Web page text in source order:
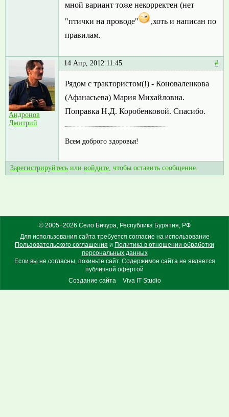
мной вариант тоже некорректен (нет
"птички на проводе"
,хоть и написан по
правилам.
Андронов
Дмитрий
14 Апр, 2012 11:45 #
Рядом с трактористом(!) - Коноваленкова
(Афанасьева) Мария Михайловна.
Поправка Н.Д. Коробенковой. Спасибо.
Всем доброго здоровья!
Зарегистрируйтесь или войдите, чтобы оставить сообщение.
© 2005−2026 Село Бичура, Республика Бурятия, РФ
Для использования сайта требуется согласие на использование
Пользовательского соглашения и Политика в отношении обработки
персональных данных
Если вы не согласны, покиньте сайт. Содержимое сайта не является
публичной офертой
Создание сайта
Viva IT Studio